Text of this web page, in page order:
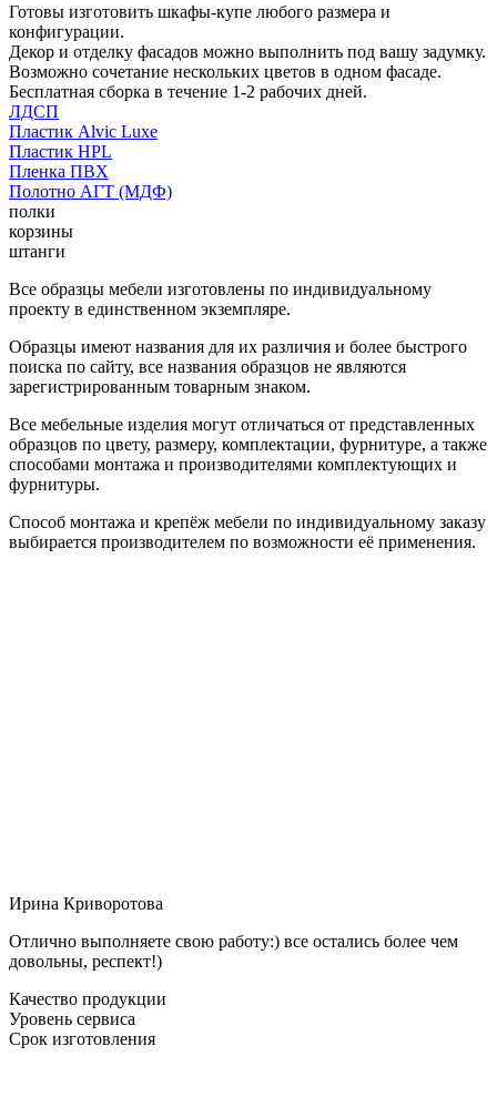
Готовы изготовить шкафы-купе любого размера и
конфигурации.
Декор и отделку фасадов можно выполнить под вашу задумку.
Возможно сочетание нескольких цветов в одном фасаде.
Бесплатная сборка в течение 1-2 рабочих дней.
ЛДСП
Пластик Alvic Luxe
Пластик HPL
Пленка ПВХ
Полотно АГТ (МДФ)
полки
корзины
штанги
Все образцы мебели изготовлены по индивидуальному
проекту в единственном экземпляре.
Образцы имеют названия для их различия и более быстрого
поиска по сайту, все названия образцов не являются
зарегистрированным товарным знаком.
Все мебельные изделия могут отличаться от представленных
образцов по цвету, размеру, комплектации, фурнитуре, а также
способами монтажа и производителями комплектующих и
фурнитуры.
Способ монтажа и крепёж мебели по индивидуальному заказу
выбирается производителем по возможности её применения.
Ирина Криворотова
Отлично выполняете свою работу:) все остались более чем
довольны, респект!)
Качество продукции
Уровень сервиса
Срок изготовления